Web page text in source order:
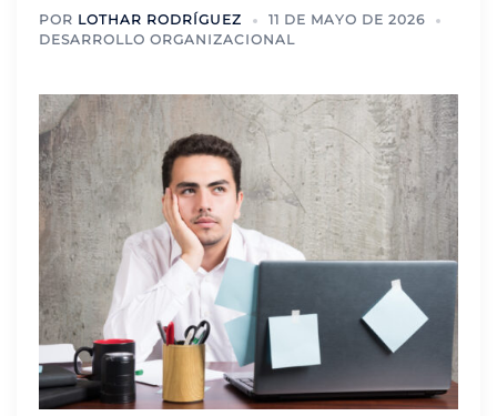
POR LOTHAR RODRÍGUEZ
11 DE MAYO DE 2026
DESARROLLO ORGANIZACIONAL